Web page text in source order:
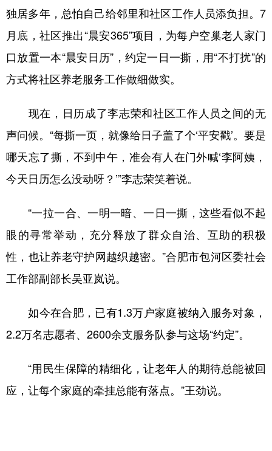
独居多年，总怕自己给邻里和社区工作人员添负担。7
月底，社区推出“晨安365”项目，为每户空巢老人家门
口放置一本“晨安日历”，约定一日一撕，用“不打扰”的
方式将社区养老服务工作做细做实。
现在，日历成了李志荣和社区工作人员之间的无
声问候。“每撕一页，就像给日子盖了个‘平安戳’。要是
哪天忘了撕，不到中午，准会有人在门外喊‘李阿姨，
今天日历怎么没动呀？’”李志荣笑着说。
“一拉一合、一明一暗、一日一撕，这些看似不起
眼的寻常举动，充分释放了群众自治、互助的积极
性，也让养老守护网越织越密。”合肥市包河区委社会
工作部副部长吴亚岚说。
如今在合肥，已有1.3万户家庭被纳入服务对象，
2.2万名志愿者、2600余支服务队参与这场“约定”。
“用民生保障的精细化，让老年人的期待总能被回
应，让每个家庭的牵挂总能有落点。”王劲说。